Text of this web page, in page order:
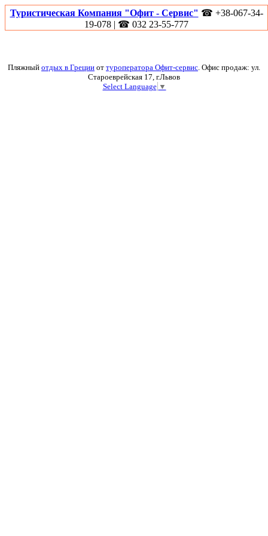
Туристическая Компания "Офит - Сервис" ☎ +38-067-34-
19-078 | ☎ 032 23-55-777
Пляжный отдых в Греции от туроператора Офит-сервис. Офис продаж: ул.
Староеврейская 17, г.Львов
Select Language ▼